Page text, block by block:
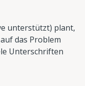
unterstützt) plant,
das Problem
Unterschriften